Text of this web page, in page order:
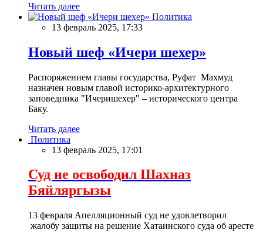
Читать далее
Политика
13 февраль 2025, 17:33
Новый шеф «Ичери шехер»
Распоряжением главы государства, Руфат Махмуд
назначен новым главой историко-архитектурного
заповедника "Ичеришехер" – исторического центра
Баку.
Читать далее
Политика
13 февраль 2025, 17:01
Суд не освободил Шахназ
Бяйляргызы
13 февраля Апелляционный суд не удовлетворил
жалобу защиты на решение Хатаинского суда об аресте